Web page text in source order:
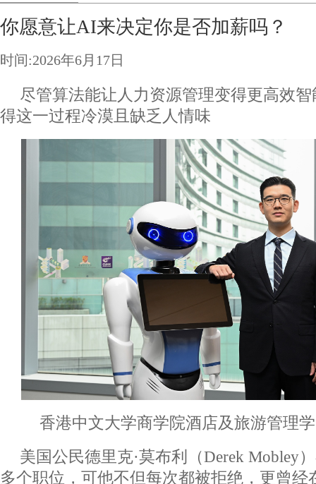
你愿意让AI来决定你是否加薪吗？
时间:2026年6月17日
尽管算法能让人力资源管理变得更高效
得这一过程冷漠且缺乏人情味
香港中文大学商学院酒店及旅游管理
美国公民德里克·莫布利（Derek Mobley
多个职位，可他不但每次都被拒绝，更曾经